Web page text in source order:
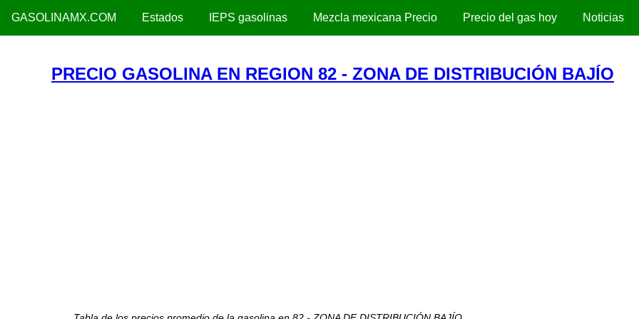
GASOLINAMX.COM Estados IEPS gasolinas Mezcla mexicana Precio Precio del gas hoy Noticias
PRECIO GASOLINA EN REGION 82 - ZONA DE DISTRIBUCIÓN BAJÍO